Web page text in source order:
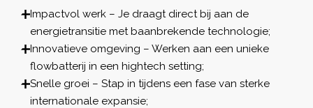
Impactvol werk – Je draagt direct bij aan de
energietransitie met baanbrekende technologie;
Innovatieve omgeving – Werken aan een unieke
flowbatterij in een hightech setting;
Snelle groei – Stap in tijdens een fase van sterke
internationale expansie;